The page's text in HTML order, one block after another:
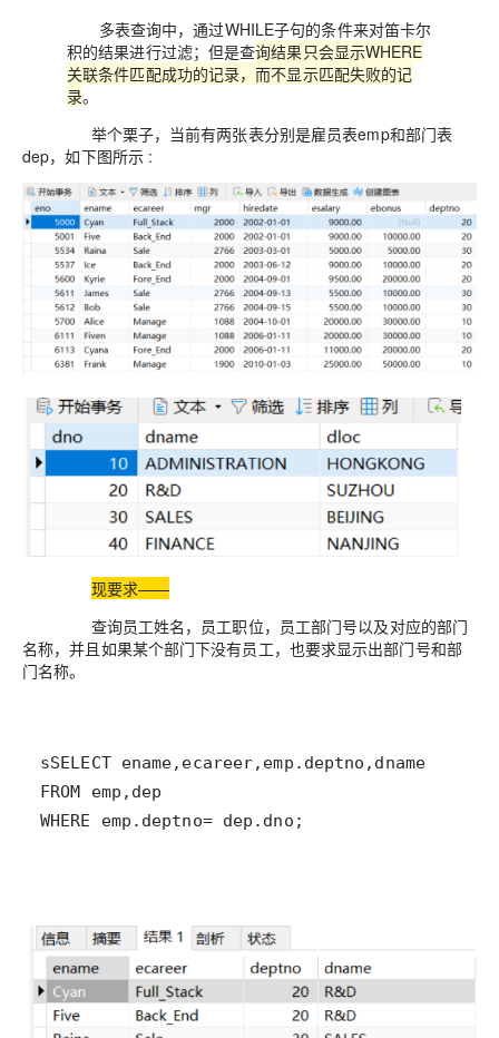
多表查询中，通过WHILE子句的条件来对笛卡尔
积的结果进行过滤；但是查询结果只会显示WHERE
关联条件匹配成功的记录，而不显示匹配失败的记
录。
举个栗子，当前有两张表分别是雇员表emp和部门表
dep，如下图所示 :
现要求——
查询员工姓名，员工职位，员工部门号以及对应的部门
名称，并且如果某个部门下没有员工，也要求显示出部门号和部
门名称。
sSELECT ename, ecareer, emp .deptno ,
FROM emp ,
WHERE emp .deptno= dep .dno ;